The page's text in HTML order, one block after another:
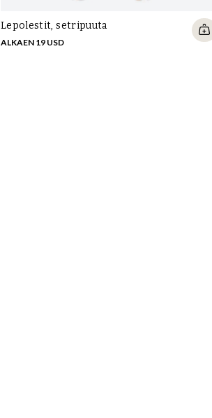
Lepolestit, setripuuta
ALKAEN 19 USD